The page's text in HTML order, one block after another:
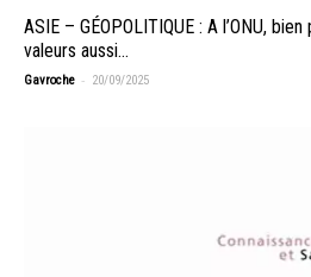
ASIE – GÉOPOLITIQUE : A l’ONU,
valeurs aussi…
Gavroche - 20/09/2025